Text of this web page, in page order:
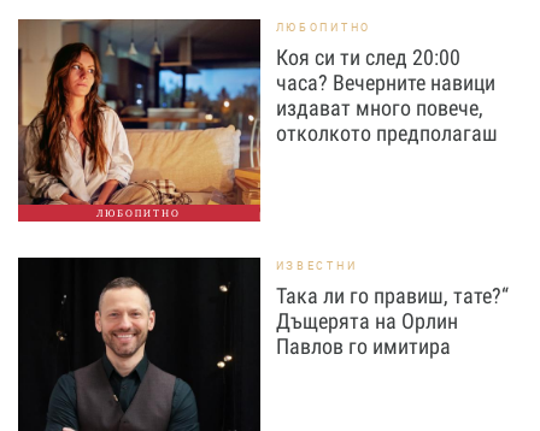
ЛЮБОПИТНО
ЛЮБОПИТНО
Коя си ти след 20:00
часа? Вечерните навици
издават много повече,
отколкото предполагаш
ИЗВЕСТНИ
Така ли го правиш, тате?“
Дъщерята на Орлин
Павлов го имитира